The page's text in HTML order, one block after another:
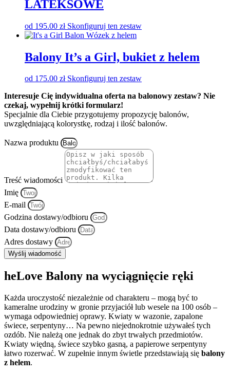
LATEKSOWE
od 195.00 zł Skonfiguruj ten zestaw
Balony It’s a Girl, bukiet z helem
od 175.00 zł Skonfiguruj ten zestaw
Interesuje Cię indywidualna oferta na balonowy zestaw? Nie
czekaj, wypełnij krótki formularz!
Specjalnie dla Ciebie przygotujemy propozycję balonów,
uwzględniającą kolorystkę, rodzaj i ilość balonów.
Nazwa produktu
Treść wiadomości
Imię
E-mail
Godzina dostawy/odbioru
Data dostawy/odbioru
Adres dostawy
Wyślij wiadomość
heLove Balony na wyciągnięcie ręki
Każda uroczystość niezależnie od charakteru – mogą być to
kameralne urodziny w gronie przyjaciół lub wesele na 100 osób –
wymaga odpowiedniej oprawy. Kwiaty w wazonie, zapalone
świece, serpentyny… Na pewno niejednokrotnie używałeś tych
ozdób. Nie należą one jednak do zbyt trwałych przedmiotów.
Kwiaty więdną, świece szybko gasną, a papierowe serpentyny
łatwo rozerwać. W zupełnie innym świetle przedstawiają się balony
z helem.